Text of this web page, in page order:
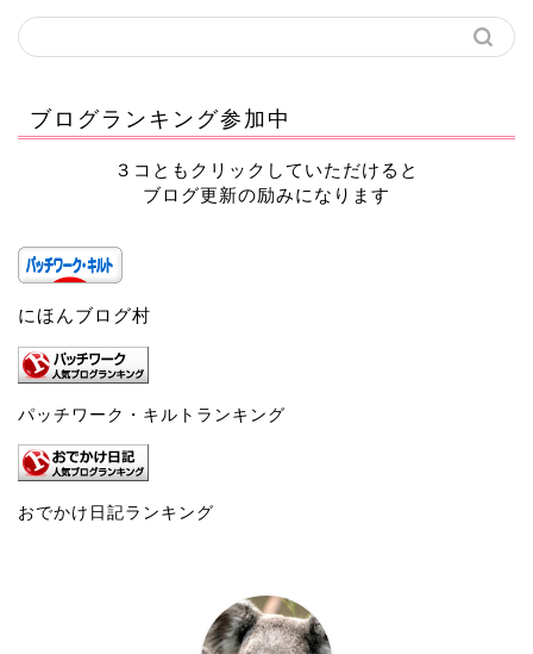
ブログランキング参加中
３コともクリックしていただけると
ブログ更新の励みになります
にほんブログ村
パッチワーク・キルトランキング
おでかけ日記ランキング